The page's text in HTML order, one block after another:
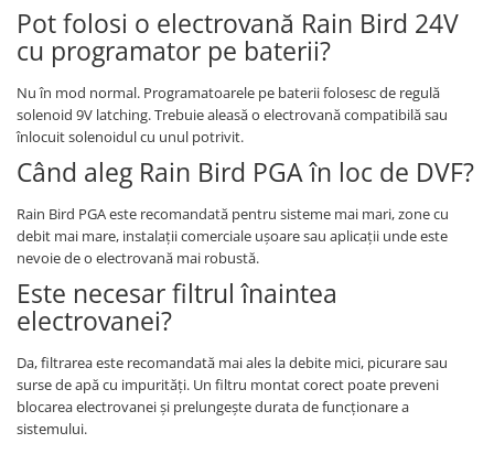
Pot folosi o electrovană Rain Bird 24V
cu programator pe baterii?
Nu în mod normal. Programatoarele pe baterii folosesc de regulă
solenoid 9V latching. Trebuie aleasă o electrovană compatibilă sau
înlocuit solenoidul cu unul potrivit.
Când aleg Rain Bird PGA în loc de DVF?
Rain Bird PGA este recomandată pentru sisteme mai mari, zone cu
debit mai mare, instalații comerciale ușoare sau aplicații unde este
nevoie de o electrovană mai robustă.
Este necesar filtrul înaintea
electrovanei?
Da, filtrarea este recomandată mai ales la debite mici, picurare sau
surse de apă cu impurități. Un filtru montat corect poate preveni
blocarea electrovanei și prelungește durata de funcționare a
sistemului.